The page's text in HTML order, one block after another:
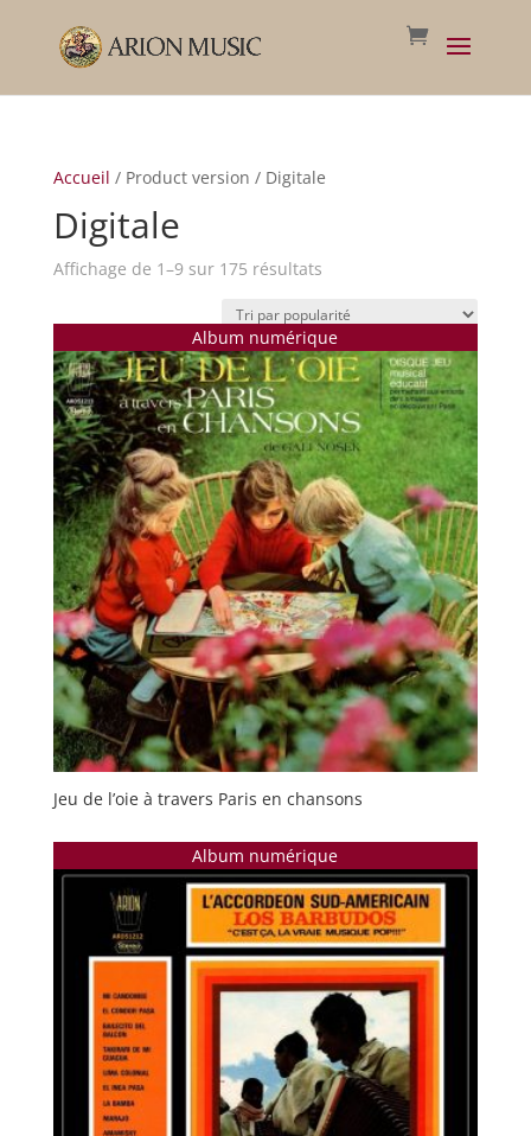
Accueil / Product version / Digitale
Digitale
Affichage de 1–9 sur 175 résultatsTrié
popularité
Album numérique
Jeu de l’oie à travers Paris en chansons
Album numérique